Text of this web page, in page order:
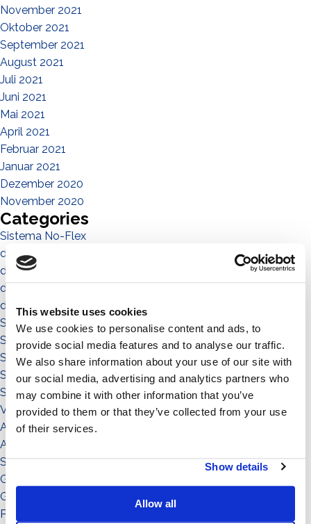
This website uses cookies
We use cookies to personalise content and ads, to
provide social media features and to analyse our traffic.
We also share information about your use of our site with
our social media, advertising and analytics partners who
may combine it with other information that you’ve
provided to them or that they’ve collected from your use
of their services.
Show details
Allow all
November 2021
Oktober 2021
September 2021
August 2021
Juli 2021
Juni 2021
Mai 2021
April 2021
Februar 2021
Januar 2021
Dezember 2020
November 2020
Categories
Sistema No-Flex
die menschen
die gemeinde
die umgebung
das territorium
Sistema a Vela 11°
Sistema Est-Ovest
Sistema a Vela
Sistema Connect
Sistema Standard
Video illustrativi
Accessori
Accessorio
Sistema
Grado di inclinazione: 11°
Grado di inclinazione: 12°
Potenza: da 151 a in su